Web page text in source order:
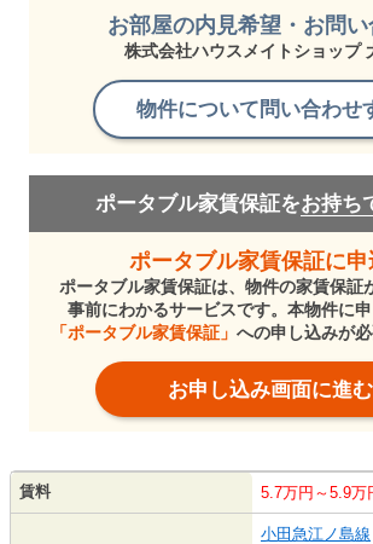
お部屋の内見希望・お問
株式会社ハウスメイトショップ
物件について問い合わせ
ポータブル家賃保証をお持ち
ポータブル家賃保証に申
ポータブル家賃保証は、物件の家賃保証
事前にわかるサービスです。本物件に申
「ポータブル家賃保証」 への申し込みが必
お申し込み画面に進む
賃料 5.7万円～5.9万
小田急江ノ島線